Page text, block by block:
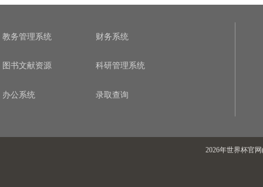
教务管理系统 财务系统
图书文献资源 科研管理系统
办公系统 录取查询
2026年世界杯官